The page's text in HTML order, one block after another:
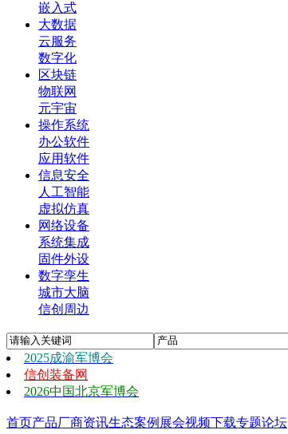
嵌入式
大数据
云服务
数字化
区块链
物联网
元宇宙
操作系统
办公软件
应用软件
信息安全
人工智能
虚拟仿真
网络设备
系统集成
固件外设
数字孪生
城市大脑
信创周边
2025成渝军博会
信创装备网
2026中国北京军博会
首页产品厂商资讯生态案例 展会视频下载专题论坛